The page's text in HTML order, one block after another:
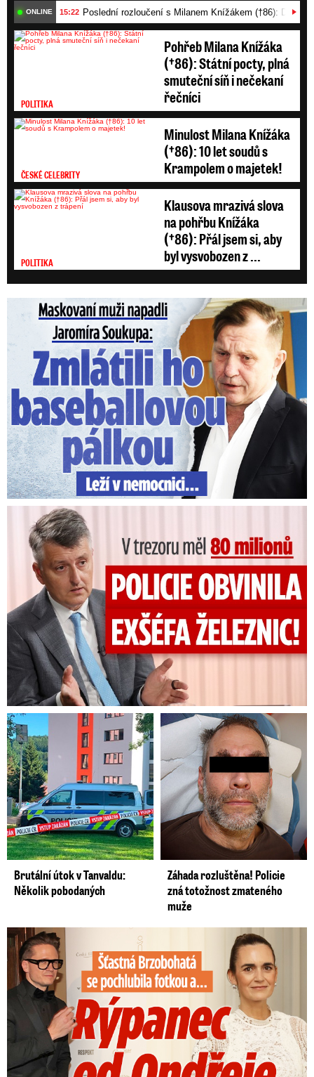
ONLINE 15:22 Poslední rozloučení s Milanem Knížákem (†86):
POLITIKA
Pohřeb Milana Knížáka
(†86): Státní pocty, plná
smuteční síň i nečekaní
řečníci
ČESKÉ CELEBRITY
Minulost Milana Knížáka
(†86): 10 let soudů s
Krampolem o majetek!
POLITIKA
Klausova mrazivá slova
na pohřbu Knížáka
(†86): Přál jsem si, aby
byl vysvobozen z ...
Maskovaní muži napadli Jaromíra Soukupa: Krvavá nakládačka
V trezoru měl 80 milionů: Policie obvinila exšéfa železnic!
Brutální útok v Tanvaldu:
Několik pobodaných
Záhada rozluštěna! Policie
zná totožnost zmateného
muže
Šťastná Brzobohatá se pochlubila fotkou: Rýpanec od Ondřeje